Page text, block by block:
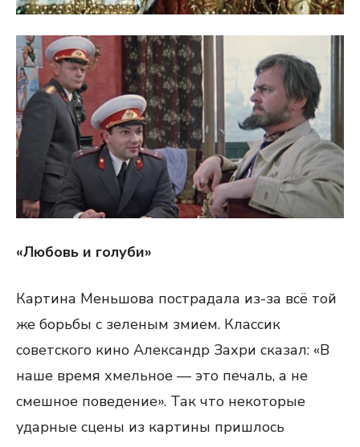
«Любовь и голуби»
Картина Меньшова пострадала из-за всё той
же борьбы с зеленым змием. Классик
советского кино Александр Захри сказал: «В
наше время хмельное — это печаль, а не
смешное поведение». Так что некоторые
ударные сцены из картины пришлось